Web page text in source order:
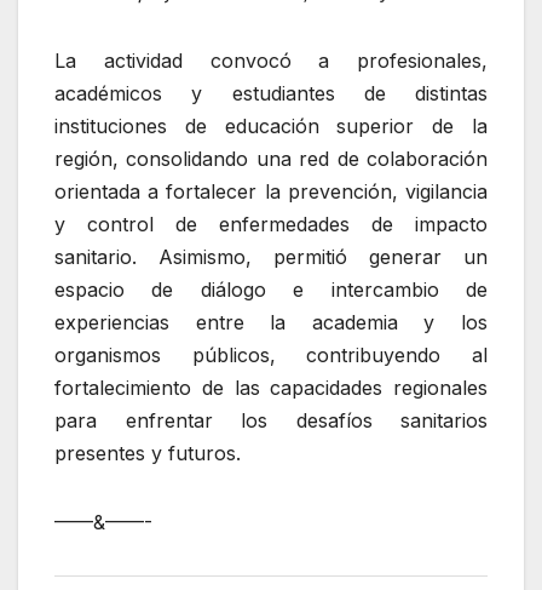
La actividad convocó a profesionales,
académicos y estudiantes de distintas
instituciones de educación superior de la
región, consolidando una red de colaboración
orientada a fortalecer la prevención, vigilancia
y control de enfermedades de impacto
sanitario. Asimismo, permitió generar un
espacio de diálogo e intercambio de
experiencias entre la academia y los
organismos públicos, contribuyendo al
fortalecimiento de las capacidades regionales
para enfrentar los desafíos sanitarios
presentes y futuros.
——&——-